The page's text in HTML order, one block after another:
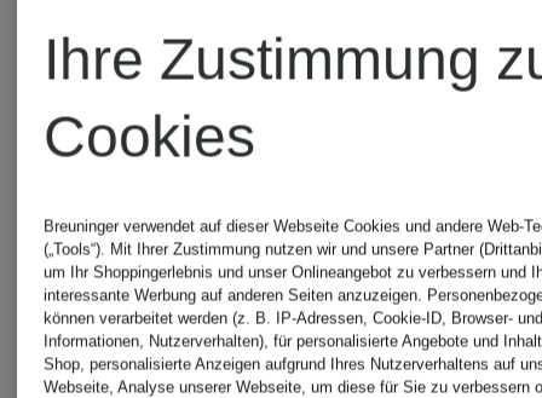
new
balance
740
CHF 119
balance
MR530
CHF 119
Ihre Zustimmung
Cookies
Breuninger verwendet auf dieser Webseite Cookies und andere Web-
(„Tools“). Mit Ihrer Zustimmung nutzen wir und unsere Partner
um Ihr Shoppingerlebnis und unser Onlineangebot zu verbessern und
interessante Werbung auf anderen Seiten anzuzeigen.
können verarbeitet werden (z. B. IP-Adressen, Cookie-ID, Browser-
Informationen, Nutzerverhalten), für personalisierte Angebote und
Shop, personalisierte Anzeigen aufgrund Ihres Nutzerverhaltens auf
Webseite, Analyse unserer Webseite, um diese für Sie zu verbessern